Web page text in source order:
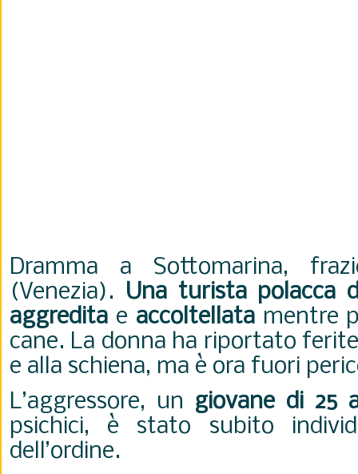
Dramma a Sottomarina,
(Venezia). Una turista polacca
aggredita e accoltellatamentre
cane. La donna ha riportato
e alla schiena, ma è ora fuori
L’aggressore, un giovane di 25
psichici, è stato subito
dell’ordine.